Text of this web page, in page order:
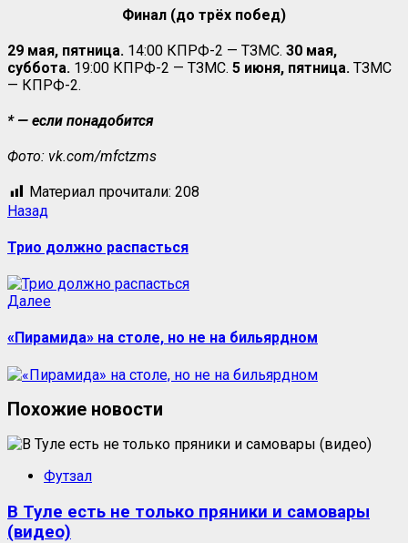
Финал (до трёх побед)
29 мая, пятница. 14:00 КПРФ-2 — ТЗМС. 30 мая,
суббота. 19:00 КПРФ-2 — ТЗМС. 5 июня, пятница. ТЗМС
— КПРФ-2.
* — если понадобится
Фото: vk.com/mfctzms
Материал прочитали: 208
Навигация
записи
Назад
Трио должно распасться
ДалееСледующая
«Пирамида» на столе, но не на бильярдном
Похожие новости
Футзал
В Туле есть не только пряники и самовары
(видео)